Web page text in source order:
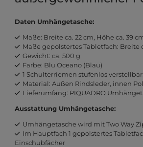
Daten Umhängetasche:
Maße: Breite ca. 22 cm, Höhe ca. 39
Maße gepolstertes Tabletfach: Breite
Gewicht: ca. 500 g
Farbe: Blu Oceano (Blau)
1 Schulterriemen stufenlos verstellbar:
Material: Außen Rindsleder, innen
Lieferumfang: PIQUADRO
Ausstattung Umhängetasche:
Umhängetasche wird mit Two Way
Im Hauptfach 1 gepolstertes
Einschubfächer